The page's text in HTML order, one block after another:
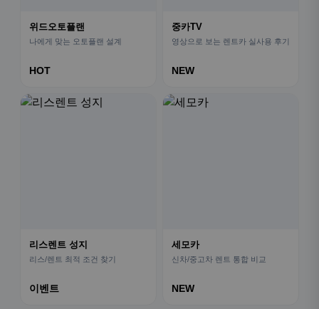
위드오토플랜
나에게 맞는 오토플랜 설계
HOT
중카TV
영상으로 보는 렌트카 실사용 후기
NEW
리스렌트 성지
리스/렌트 최적 조건 찾기
이벤트
세모카
신차/중고차 렌트 통합 비교
NEW